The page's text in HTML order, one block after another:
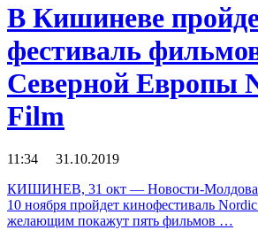
В Кишиневе
фестиваль
Северной Европы
Film
11:34 31.10.2019
КИШИНЕВ, 31 окт — Новости-
10 ноября пройдет кинофестиваль
желающим покажут пять фильмов …